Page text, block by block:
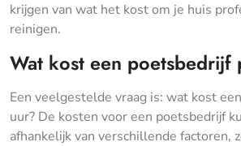
krijgen van wat het kost om je huis
reinigen.
Wat kost een poetsbedrijf
Een veelgestelde vraag is: wat kost
uur? De kosten voor een poetsbedrijf
afhankelijk van verschillende factoren,